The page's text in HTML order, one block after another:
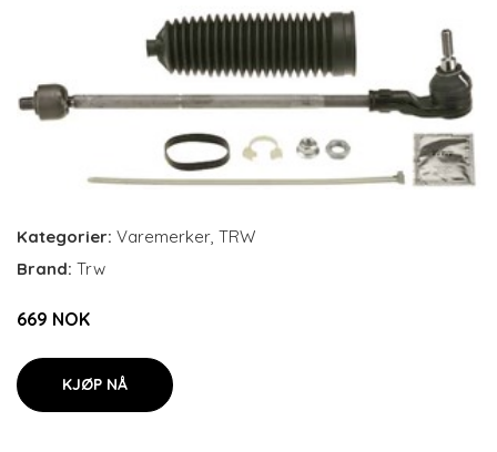
Kategorier: Varemerker TRW
Brand: Trw
669 NOK
KJØP NÅ